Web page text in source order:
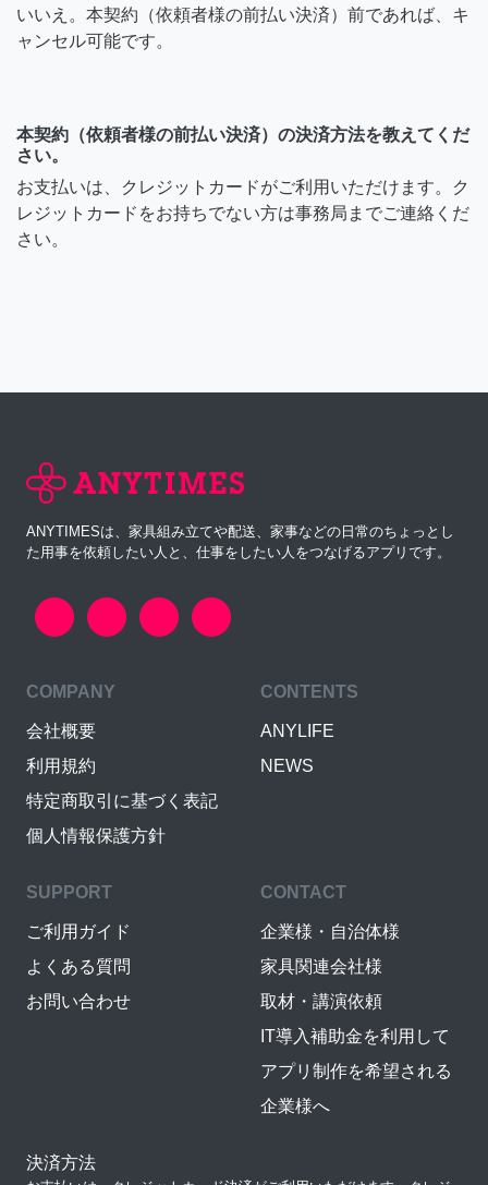
いいえ。本契約（依頼者様の前払い決済）前であれば、キ
ャンセル可能です。
本契約（依頼者様の前払い決済）の決済方法を教えてくだ
さい。
お支払いは、クレジットカードがご利用いただけます。ク
レジットカードをお持ちでない方は事務局までご連絡くだ
さい。
ANYTIMESは、家具組み立てや配送、家事などの日常のちょっとし
た用事を依頼したい人と、仕事をしたい人をつなげるアプリです。
COMPANY
会社概要
利用規約
特定商取引に基づく表記
個人情報保護方針
CONTENTS
ANYLIFE
NEWS
SUPPORT
ご利用ガイド
よくある質問
お問い合わせ
CONTACT
企業様・自治体様
家具関連会社様
取材・講演依頼
IT導入補助金を利用して
アプリ制作を希望される
企業様へ
決済方法